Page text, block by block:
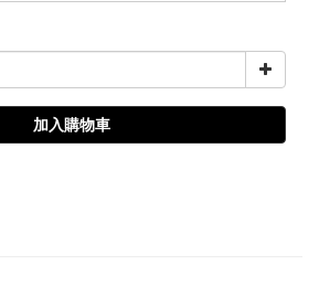
加入購物車